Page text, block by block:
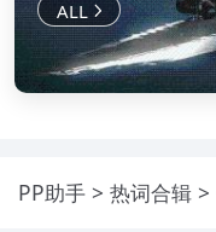
PP助手 热词合辑